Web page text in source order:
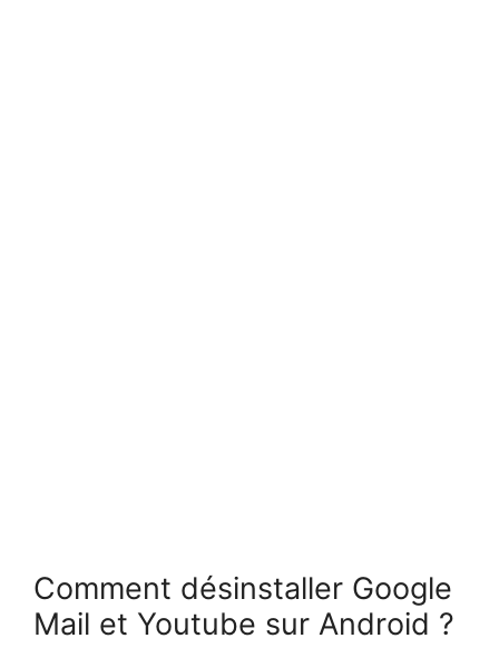
Comment désinstaller Google
Mail et Youtube sur Android ?